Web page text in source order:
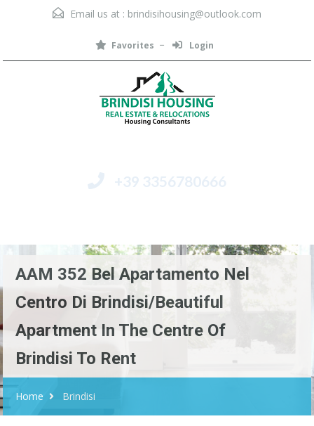
Email us at : brindisihousing@outlook.com
Favorites Login
+39 3356780666
AAM 352 Bel Apartamento Nel
Centro Di Brindisi/Beautiful
Apartment In The Centre Of
Brindisi To Rent
Home Brindisi